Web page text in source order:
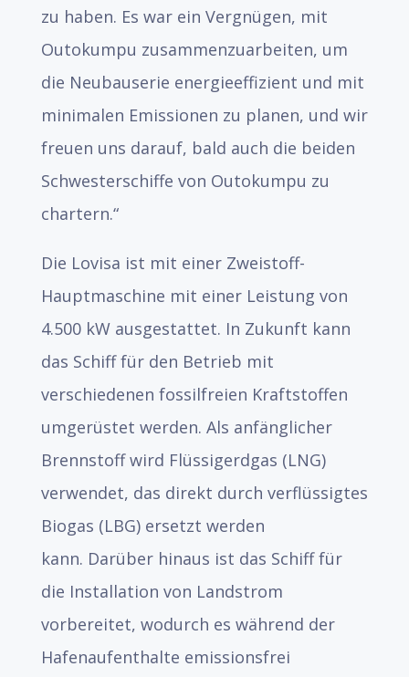
zu haben. Es war ein Vergnügen, mit
Outokumpu zusammenzuarbeiten, um
die Neubauserie energieeffizient und mit
minimalen Emissionen zu planen, und wir
freuen uns darauf, bald auch die beiden
Schwesterschiffe von Outokumpu zu
chartern.“
Die Lovisa ist mit einer Zweistoff-
Hauptmaschine mit einer Leistung von
4.500 kW ausgestattet. In Zukunft kann
das Schiff für den Betrieb mit
verschiedenen fossilfreien Kraftstoffen
umgerüstet werden. Als anfänglicher
Brennstoff wird Flüssigerdgas (LNG)
verwendet, das direkt durch verflüssigtes
Biogas (LBG) ersetzt werden
kann. Darüber hinaus ist das Schiff für
die Installation von Landstrom
vorbereitet, wodurch es während der
Hafenaufenthalte emissionsfrei